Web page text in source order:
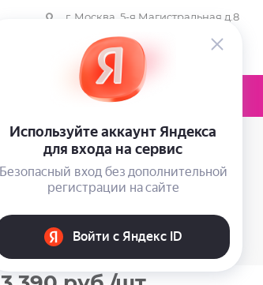
г. Москва, 5-я Магистральная д.8
КОМПАНИЯ
0